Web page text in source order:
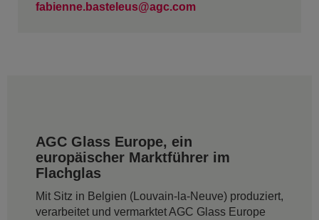
fabienne.basteleus@agc.com
AGC Glass Europe, ein
europäischer Marktführer im
Flachglas
Mit Sitz in Belgien (Louvain-la-Neuve) produziert,
verarbeitet und vermarktet AGC Glass Europe